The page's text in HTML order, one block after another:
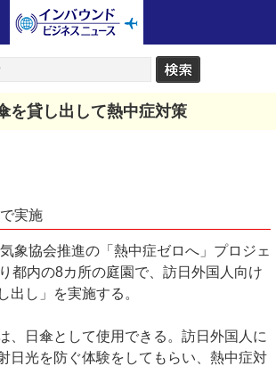
を貸し出して熱中症対策
実施
象協会推進の「熱中症ゼロへ」プロジェ
都内の8カ所の庭園で、訪日外国人向け
出し」を実施する。
、日傘として使用できる。訪日外国人に
日光を防ぐ体験をしてもらい、熱中症対